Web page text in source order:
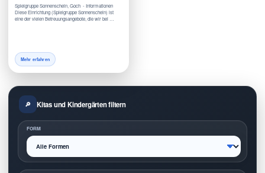
Spielgruppe Sonnenschein, Goch - Informationen
Diese Einrichtung (Spielgruppe Sonnenschein) ist
eine der vielen Betreuungsangebote, die wir bei …
Mehr erfahren
Kitas und Kindergärten filtern
FORM